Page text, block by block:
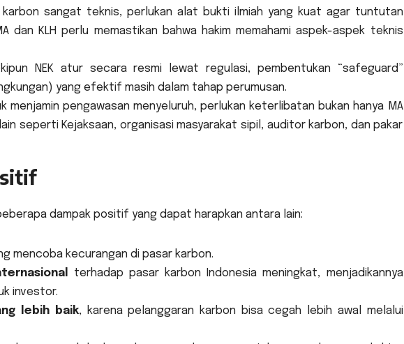
sangat teknis, perlukan alat bukti ilmiah yang kuat agar tuntutan
dan KLH perlu memastikan bahwa hakim memahami aspek-aspek teknis
NEK atur secara resmi lewat regulasi, pembentukan “safeguard”
yang efektif masih dalam tahap perumusan.
menjamin pengawasan menyeluruh, perlukan keterlibatan bukan hanya MA
seperti Kejaksaan, organisasi masyarakat sipil, auditor karbon, dan pakar
dampak positif yang dapat harapkan antara lain:
mencoba kecurangan di pasar karbon.
terhadap pasar karbon Indonesia meningkat, menjadikannya
investor.
lebih baik, karena pelanggaran karbon bisa cegah lebih awal melalui